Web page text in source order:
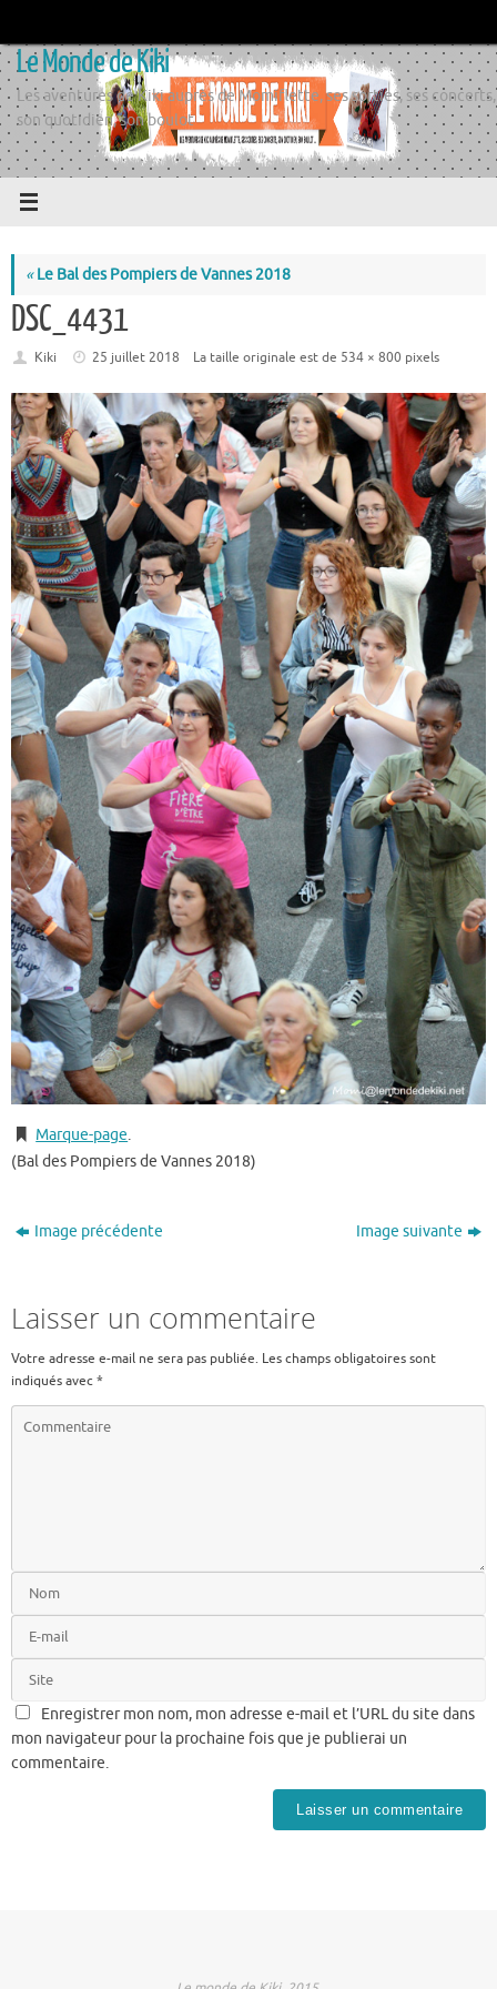
contenu
Le Monde de Kiki
Les aventures de Kiki auprès de Momiflette, ses sorties, ses concerts,
son quotidien, son boulot
«Le Bal des Pompiers de Vannes 2018
DSC_4431
Kiki 25 juillet 2018 La taille originale est de 534 × 800 pixels
Marque-page.
(Bal des Pompiers de Vannes 2018)
Image précédente Image suivante
Laisser un commentaire
Votre adresse e-mail ne sera pas publiée. Les champs obligatoires sont
indiqués avec*
Enregistrer mon nom, mon adresse e-mail et l’URL du site dans
mon navigateur pour la prochaine fois que je publierai un
commentaire.